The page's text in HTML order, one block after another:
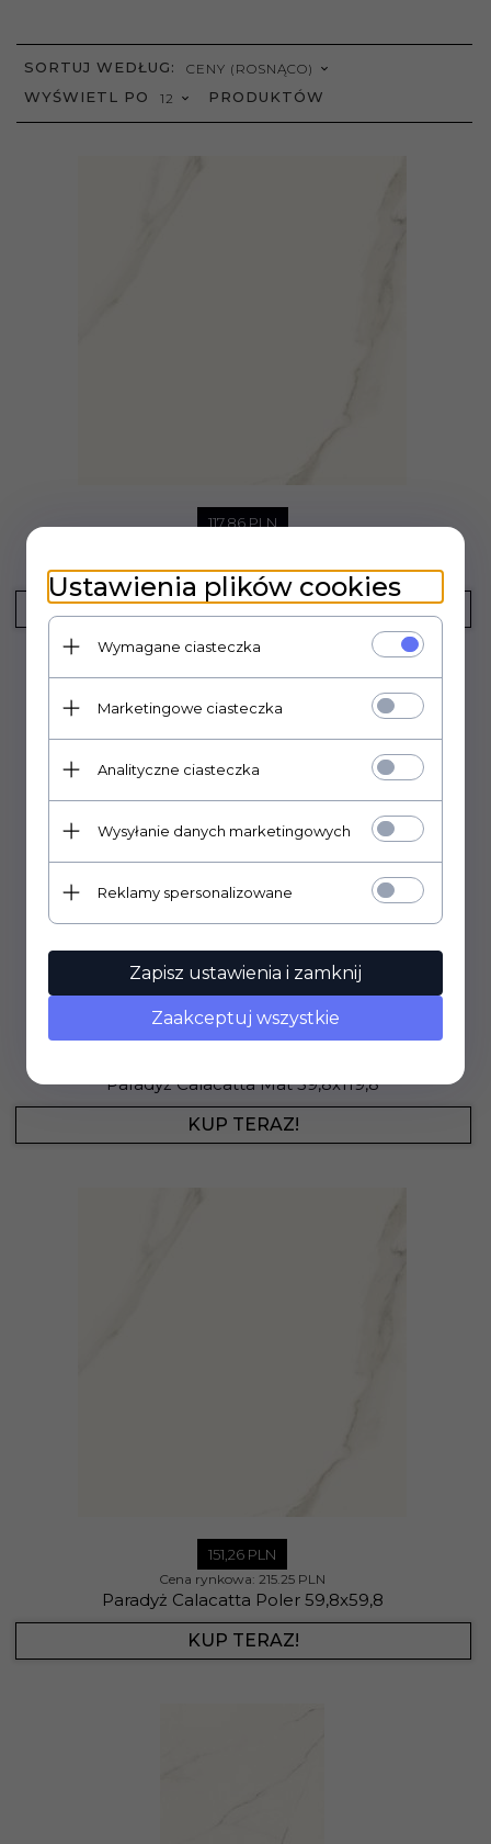
SORTUJ WEDŁUG: SORT
CENY (ROSNĄCO)
WYŚWIETL PO POP
12 PRODUKTÓW
117,86 PLN
Paradyż Calacatta Mat 59,8x59,8
KUP TERAZ!
142,90PLN
Paradyż Calacatta Mat 59,8x119,8
KUP TERAZ!
151, 26 PLN
Cena rynkowa: 215.25 PLN
Paradyż Calacatta Poler 59,8x59,8
KUP TERAZ!
Ustawienia plików cookies
Wymagane ciasteczka
Marketingowe ciasteczka
Analityczne ciasteczka
Wysyłanie danych marketingowych
Reklamy spersonalizowane
Zapisz ustawienia i zamknij
Zaakceptuj wszystkie